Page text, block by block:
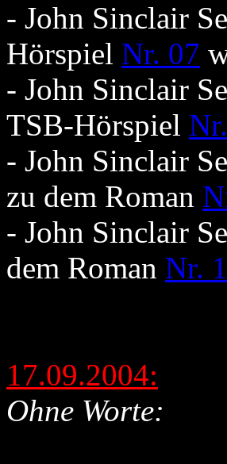
- John Sinclair
Hörspiel Nr. 07
- John Sinclair
TSB-Hörspiel
- John Sinclair
zu dem Roman
- John Sinclair
dem Roman Nr.
17.09.2004:
Ohne Worte: